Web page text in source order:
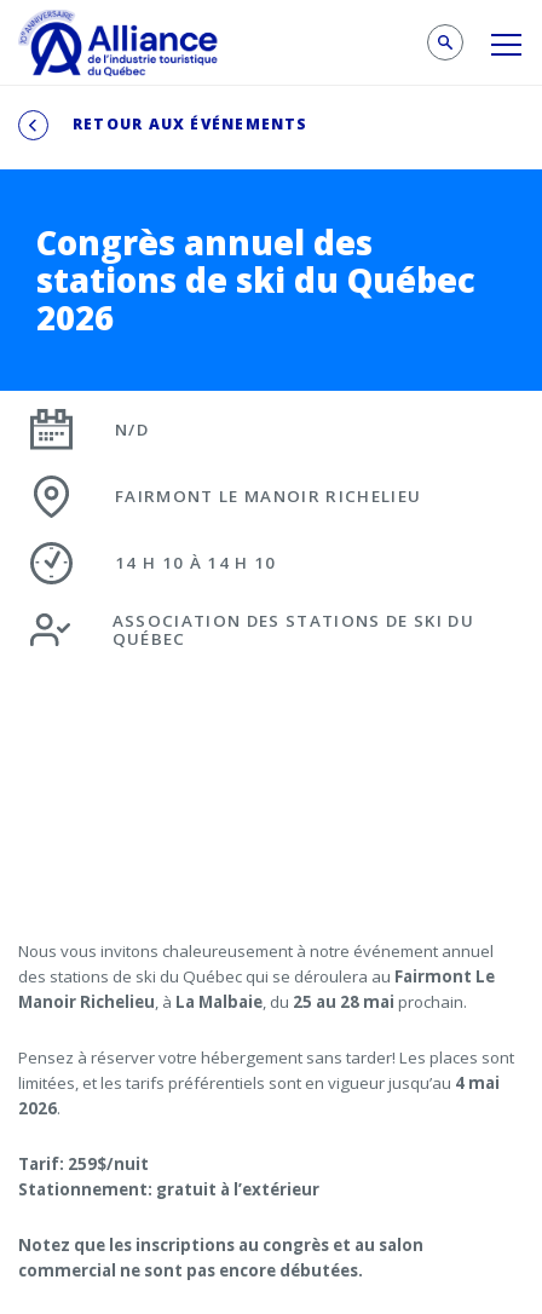
RETOUR AUX ÉVÉNEMENTS
Congrès annuel des
stations de ski du Québec
2026
N/D
FAIRMONT LE MANOIR RICHELIEU
14 H 10 À 14 H 10
ASSOCIATION DES STATIONS DE SKI DU
QUÉBEC
Nous vous invitons chaleureusement à notre événement annuel
des stations de ski du Québec qui se déroulera au Fairmont Le
Manoir Richelieu, à La Malbaie, du 25 au 28 mai prochain.
Pensez à réserver votre hébergement sans tarder! Les places sont
limitées, et les tarifs préférentiels sont en vigueur jusqu’au 4 mai
2026.
Tarif: 259$/nuit
Stationnement: gratuit à l’extérieur
Notez que les inscriptions au congrès et au salon
commercial ne sont pas encore débutées.